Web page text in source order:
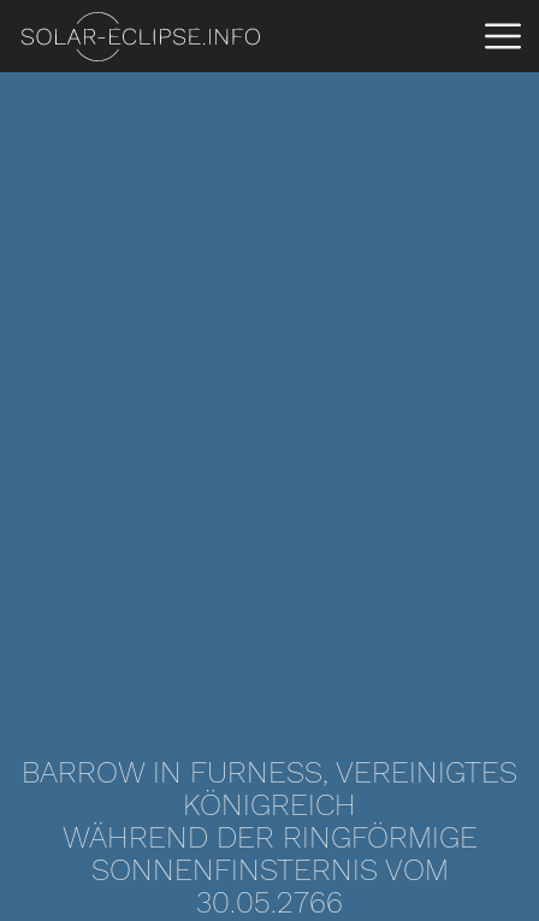
BARROW IN FURNESS, VEREINIGTES
KÖNIGREICH
WÄHREND DER RINGFÖRMIGE
SONNENFINSTERNIS VOM
30.05.2766